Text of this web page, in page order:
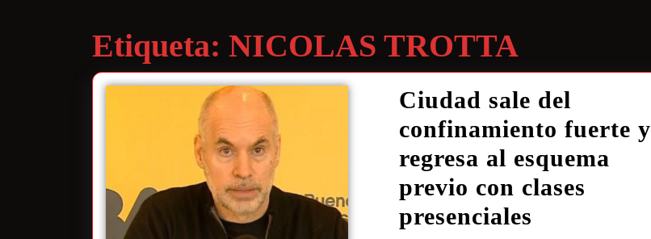
Etiqueta: NICOLAS TROTTA
Ciudad sale del
confinamiento fuerte y
regresa al esquema
previo con clases
presenciales